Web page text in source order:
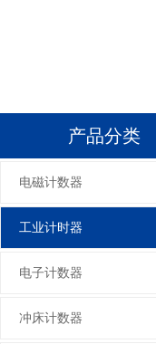
产品分类
电磁计数器
工业计时器
电子计数器
冲床计数器